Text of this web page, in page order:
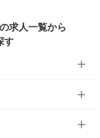
求人一覧から
す